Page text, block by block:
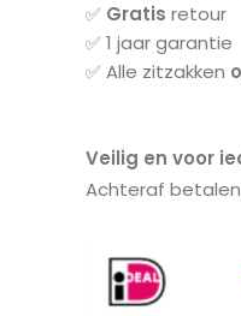
✅ Gratis retour
✅ 1 jaar garantie
✅ Alle zitzakken
Veilig en voor
Achteraf